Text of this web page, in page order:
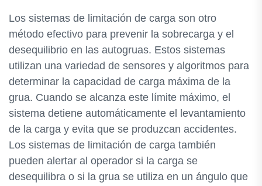
Los sistemas de limitación de carga son otro
método efectivo para prevenir la sobrecarga y el
desequilibrio en las autogruas. Estos sistemas
utilizan una variedad de sensores y algoritmos para
determinar la capacidad de carga máxima de la
grua. Cuando se alcanza este límite máximo, el
sistema detiene automáticamente el levantamiento
de la carga y evita que se produzcan accidentes.
Los sistemas de limitación de carga también
pueden alertar al operador si la carga se
desequilibra o si la grua se utiliza en un ángulo que